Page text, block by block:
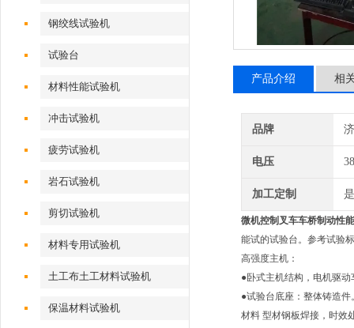
钢绞线试验机
试验台
材料性能试验机
冲击试验机
疲劳试验机
岩石试验机
剪切试验机
材料专用试验机
土工布土工材料试验机
保温材料试验机
产品介绍 相
品牌
电压
加工定制 是
微机控制叉车车桥制动性
能试的试验台。参考试验
高强度主机：
●卧式主机结构，电机驱
●试验台底座：整体铸造件
材料 型材钢板焊接，时效